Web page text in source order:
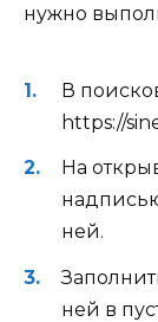
нужно
В
https://
На
ней.
ней в